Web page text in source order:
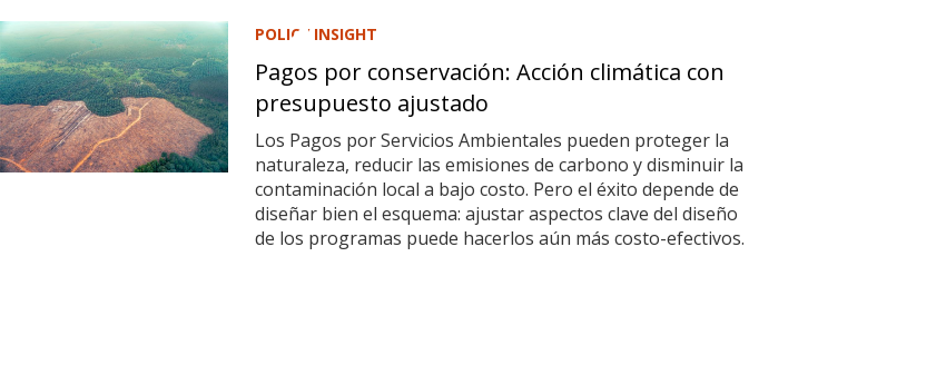
POLICY INSIGHT
Pagos por conservación: Acción climática con
presupuesto ajustado
Los Pagos por Servicios Ambientales pueden proteger la
naturaleza, reducir las emisiones de carbono y disminuir la
contaminación local a bajo costo. Pero el éxito depende de
diseñar bien el esquema: ajustar aspectos clave del diseño
de los programas puede hacerlos aún más costo-efectivos.